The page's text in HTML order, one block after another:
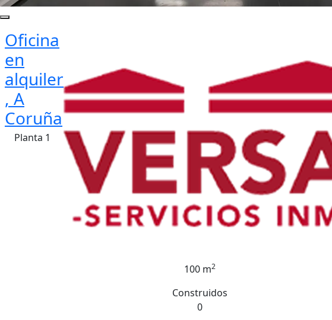
Oficina
en
alquiler
, A
Coruña
Planta 1
100 m2
Construidos
0